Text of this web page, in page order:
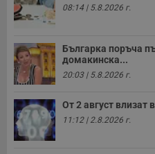
08:14 | 5.8.2026 г.
Българка поръча
домакинска...
20:03 | 5.8.2026 г.
От 2 август влизат
11:12 | 2.8.2026 г.